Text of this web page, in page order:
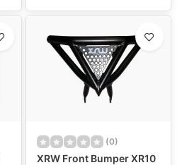
(0)
XRW Front Bumper XR10